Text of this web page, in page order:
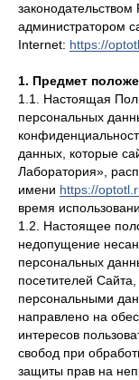
администратором
Internet: https://
1. Предмет
1.1. Настоящая
персональных
данных, которые
Лаборатория»,
имени https://
время
1.2. Настоящее
недопущение
персональных
посетителей
персональными
направлено на
интересов
свобод при
защиты прав на